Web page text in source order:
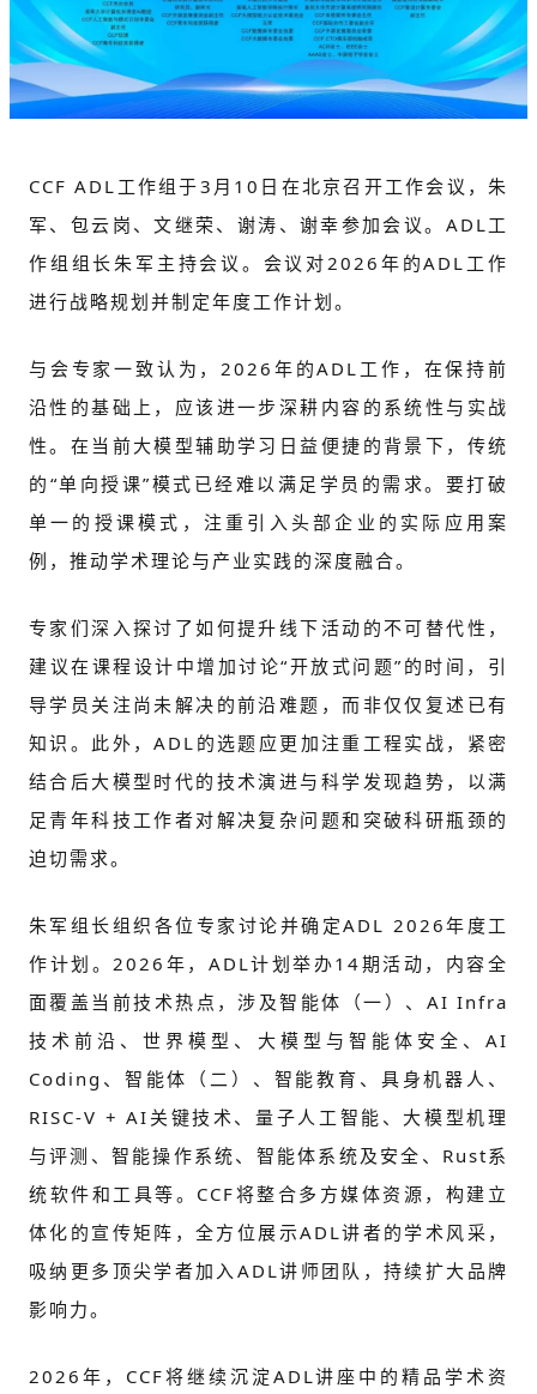
CCF ADL工作组于3月10日在北京召开工作会议，朱
军、包云岗、文继荣、谢涛、谢幸参加会议。ADL工
作组组长朱军主持会议。会议对2026年的ADL工作
进行战略规划并制定年度工作计划。
与会专家一致认为，2026年的ADL工作，在保持前
沿性的基础上，应该进一步深耕内容的系统性与实战
性。在当前大模型辅助学习日益便捷的背景下，传统
的“单向授课”模式已经难以满足学员的需求。要打破
单一的授课模式，注重引入头部企业的实际应用案
例，推动学术理论与产业实践的深度融合。
专家们深入探讨了如何提升线下活动的不可替代性，
建议在课程设计中增加讨论“开放式问题”的时间，引
导学员关注尚未解决的前沿难题，而非仅仅复述已有
知识。此外，ADL的选题应更加注重工程实战，紧密
结合后大模型时代的技术演进与科学发现趋势，以满
足青年科技工作者对解决复杂问题和突破科研瓶颈的
迫切需求。
朱军组长组织各位专家讨论并确定ADL 2026年度工
作计划。2026年，ADL计划举办14期活动，内容全
面覆盖当前技术热点，涉及智能体（一）、AI Infra
技术前沿、世界模型、大模型与智能体安全、AI
Coding、智能体（二）、智能教育、具身机器人、
RISC-V + AI关键技术、量子人工智能、大模型机理
与评测、智能操作系统、智能体系统及安全、Rust系
统软件和工具等。CCF将整合多方媒体资源，构建立
体化的宣传矩阵，全方位展示ADL讲者的学术风采，
吸纳更多顶尖学者加入ADL讲师团队，持续扩大品牌
影响力。
2026年，CCF将继续沉淀ADL讲座中的精品学术资